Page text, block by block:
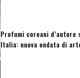
Profumi coreani d’autore
Italia: nuova ondata di